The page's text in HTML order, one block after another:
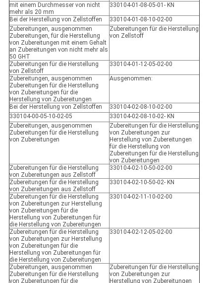
mit einem Durchmesser von nicht
mehr als 20 mm
330104-01-08-05-01- KN
Bei der Herstellung von Zellstoffen
330104-01-08-10-02-00
Zubereitungen, ausgenommen
Zubereitungen, für die Herstellung
von Zubereitungen mit einem Gehalt
an Zubereitungen von nicht mehr als
50 GHT
Zubereitungen für die Herstellung
von Zellstoff
Zubereitungen für die Herstellung
von Zellstoff
330104-01-12-05-02-00
Zubereitungen, ausgenommen
Zubereitungen für die Herstellung
von Zubereitungen für die
Herstellung von Zubereitungen
Ausgenommen:
Bei der Herstellung von Zellstoffen
330104-02-08-10-02-00
330104-00-05-10-02-05
330104-02-08-10-02- KN
Zubereitungen, ausgenommen
Zubereitungen für die Herstellung
von Zubereitungen
Zubereitungen für die Herstellung
von Zubereitungen zur
Herstellung von Zubereitungen
für die Herstellung von
Zubereitungen für die Herstellung
von Zubereitungen
Zubereitungen für die Herstellung
von Zubereitungen aus Zellstoff
330104-02-10-50-02-00
Zubereitungen für die Herstellung
von Zubereitungen aus Zellstoff
330104-02-10-50-02- KN
Zubereitungen für die Herstellung
von Zubereitungen zur Herstellung
von Zubereitungen für die
Herstellung von Zubereitungen für
die Herstellung von Zubereitungen
330104-02-11-10-02-00
Zubereitungen für die Herstellung
von Zubereitungen zur Herstellung
von Zubereitungen für die
Herstellung von Zubereitungen für
die Herstellung von Zubereitungen
330104-02-12-05-02-00
Zubereitungen, ausgenommen
Zubereitungen für die Herstellung
von Zubereitungen für die
Zubereitungen für die Herstellung
von Zubereitungen zur
Herstellung von Zubereitungen